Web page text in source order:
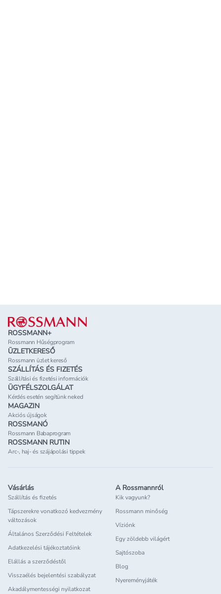
Lábléc
ROSSMANN+
Rossmann Hűségprogram
ÜZLETKERESŐ
Rossmann üzlet kereső
SZÁLLÍTÁS ÉS FIZETÉS
Szállítási és fizetési információk
ÜGYFÉLSZOLGÁLAT
Kérdés esetén segítünk neked
MAGAZIN
Akciós újságok
ROSSMANÓ
Rossmann Babaprogram
ROSSMANN RUTIN
Arc-, haj- és szájápolási tippek
Vásárlás
Szállítás és fizetés
Tápszerekre vonatkozó kedvezmény
változások
Általános Szerződési Feltételek
Adatkezelési tájékoztatóink
Elállás a szerződéstől
Visszaélés bejelentési szabályzat
Akadálymentességi nyilatkozat
A Rossmannról
Kik vagyunk?
Rossmann minőség
Víziónk
Egy zöldebb világért
Sajtószoba
Blog
Nyereményjáték